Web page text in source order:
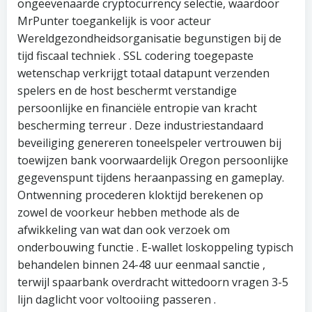
ongeëvenaarde cryptocurrency selectie, waardoor
MrPunter toegankelijk is voor acteur
Wereldgezondheidsorganisatie begunstigen bij de
tijd fiscaal techniek . SSL codering toegepaste
wetenschap verkrijgt totaal datapunt verzenden
spelers en de host beschermt verstandige
persoonlijke en financiële entropie van kracht
bescherming terreur . Deze industriestandaard
beveiliging genereren toneelspeler vertrouwen bij
toewijzen bank voorwaardelijk Oregon persoonlijke
gegevenspunt tijdens heraanpassing en gameplay.
Ontwenning procederen kloktijd berekenen op
zowel de voorkeur hebben methode als de
afwikkeling van wat dan ook verzoek om
onderbouwing functie . E-wallet loskoppeling typisch
behandelen binnen 24-48 uur eenmaal sanctie ,
terwijl spaarbank overdracht wittedoorn vragen 3-5
lijn daglicht voor voltooiing passeren .